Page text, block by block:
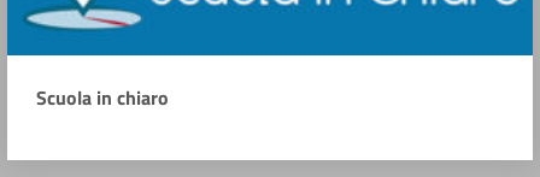
Scuola in chiaro